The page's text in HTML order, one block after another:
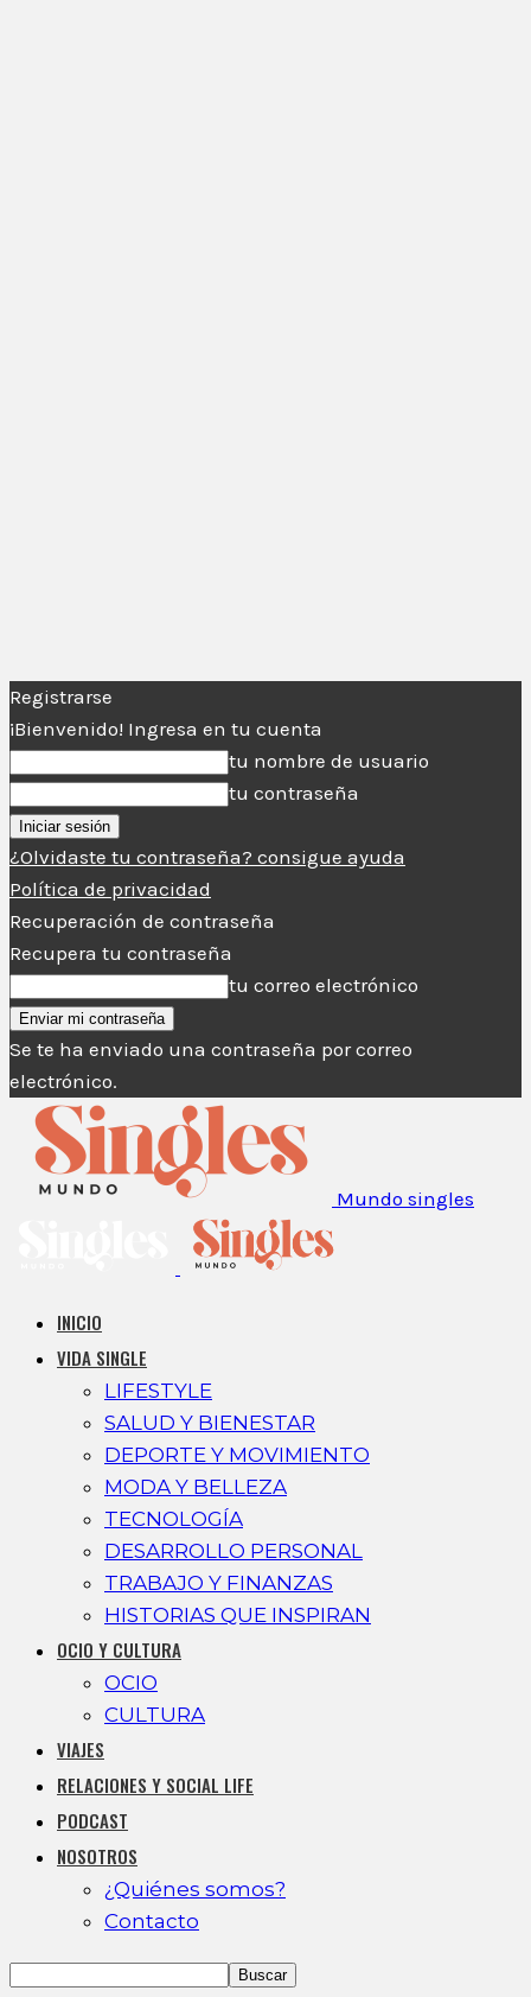
Registrarse
¡Bienvenido! Ingresa en tu cuenta
tu nombre de usuario
tu contraseña
¿Olvidaste tu contraseña? consigue ayuda
Política de privacidad
Recuperación de contraseña
Recupera tu contraseña
tu correo electrónico
Se te ha enviado una contraseña por correo
electrónico.
Mundo singles
INICIO
VIDA SINGLE
LIFESTYLE
SALUD Y BIENESTAR
DEPORTE Y MOVIMIENTO
MODA Y BELLEZA
TECNOLOGÍA
DESARROLLO PERSONAL
TRABAJO Y FINANZAS
HISTORIAS QUE INSPIRAN
OCIO Y CULTURA
OCIO
CULTURA
VIAJES
RELACIONES Y SOCIAL LIFE
PODCAST
NOSOTROS
¿Quiénes somos?
Contacto